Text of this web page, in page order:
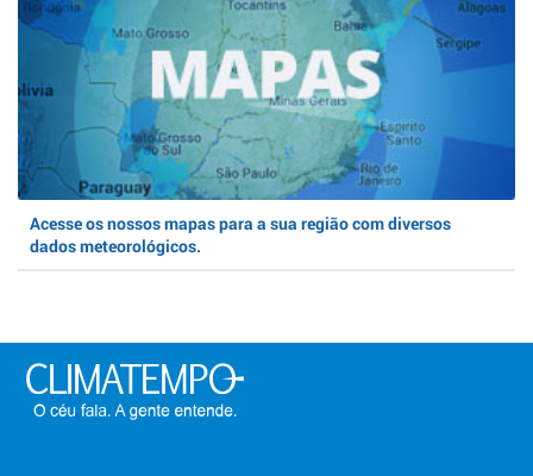
Acesse os nossos mapas para a sua região com diversos
dados meteorológicos.